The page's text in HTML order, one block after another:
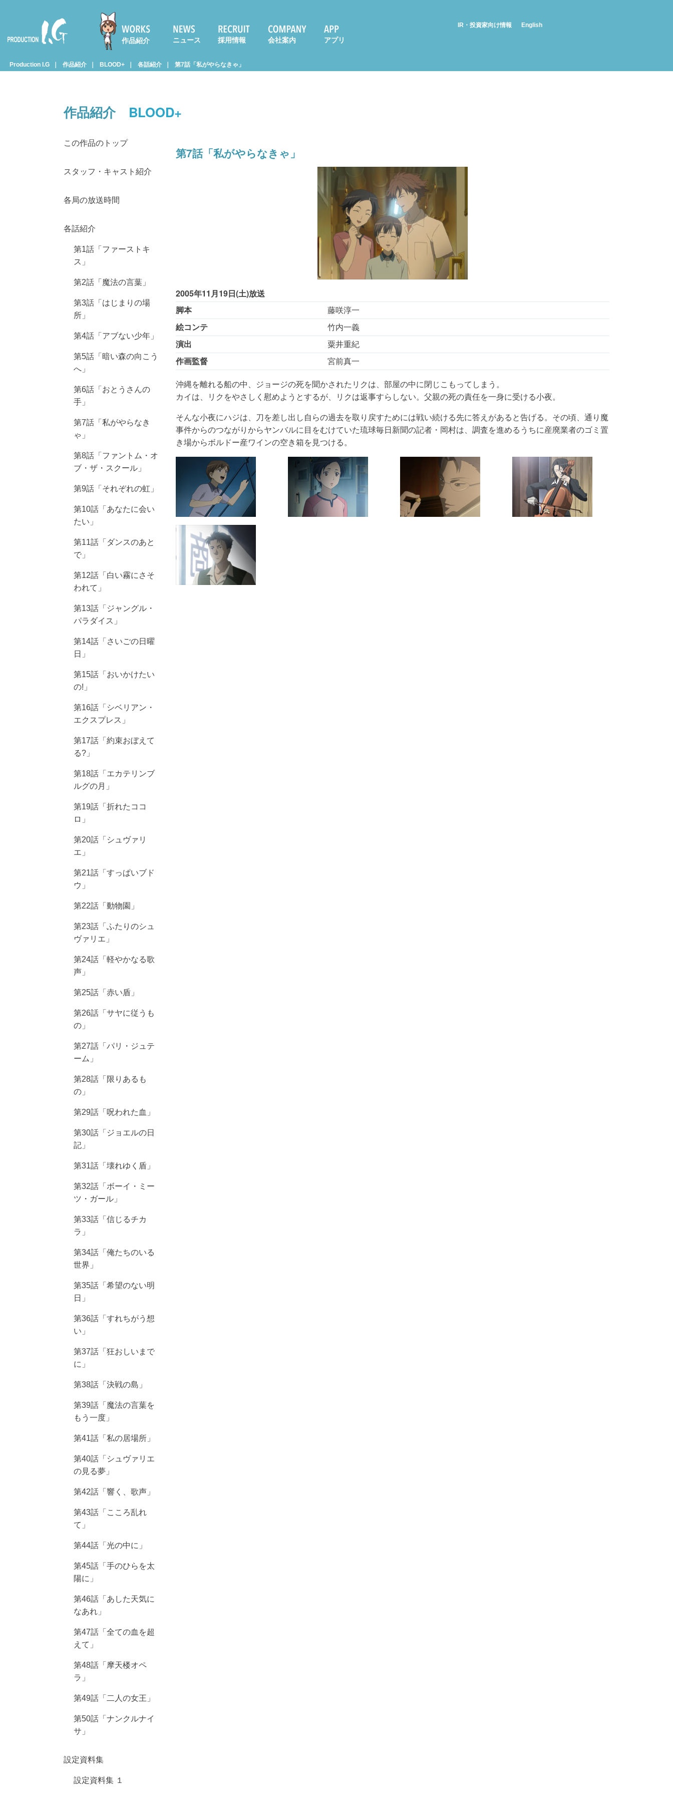
Prod
作品紹介 ニュース 採用情報 会社案内 アプリ
IR・投資家向け情報 English
Production I.G 作品紹介 BLOOD+ 各話紹介 第7話「私がやらなきゃ」
作品紹介 BLOOD+
この作品のトップ
スタッフ・キャスト紹介
各局の放送時間
各話紹介
第1話「ファーストキ
ス」
第2話「魔法の言葉」
第3話「はじまりの場
所」
第4話「アブない少年」
第5話「暗い森の向こう
へ」
第6話「おとうさんの
手」
第7話「私がやらなき
ゃ」
第8話「ファントム・オ
ブ・ザ・スクール」
第9話「それぞれの虹」
第10話「あなたに会い
たい」
第11話「ダンスのあと
で」
第12話「白い霧にさそ
われて」
第13話「ジャングル・
パラダイス」
第14話「さいごの日曜
日」
第15話「おいかけたい
の!」
第16話「シベリアン・
エクスプレス」
第17話「約束おぼえて
る?」
第18話「エカテリンブ
ルグの月」
第19話「折れたココ
ロ」
第20話「シュヴァリ
エ」
第21話「すっぱいブド
ウ」
第22話「動物園」
第23話「ふたりのシュ
ヴァリエ」
第24話「軽やかなる歌
声」
第25話「赤い盾」
第26話「サヤに従うも
の」
第27話「パリ・ジュテ
ーム」
第28話「限りあるも
の」
第29話「呪われた血」
第30話「ジョエルの日
記」
第31話「壊れゆく盾」
第32話「ボーイ・ミー
ツ・ガール」
第33話「信じるチカ
ラ」
第34話「俺たちのいる
世界」
第35話「希望のない明
日」
第36話「すれちがう想
い」
第37話「狂おしいまで
に」
第38話「決戦の島」
第39話「魔法の言葉を
もう一度」
第41話「私の居場所」
第40話「シュヴァリエ
の見る夢」
第42話「響く、歌声」
第43話「こころ乱れ
て」
第44話「光の中に」
第45話「手のひらを太
陽に」
第46話「あした天気に
なあれ」
第47話「全ての血を超
えて」
第48話「摩天楼オペ
ラ」
第49話「二人の女王」
第50話「ナンクルナイ
サ」
設定資料集
設定資料集 １
第7話「私がやらなきゃ」
2005年11月19日(土)放送
脚本
藤咲淳一
絵コンテ
竹内一義
演出
粟井重紀
作画監督
宮前真一
沖縄を離れる船の中、ジョージの死を聞かされたリクは、部屋の中に閉じこもってしまう。
カイは、リクをやさしく慰めようとするが、リクは返事すらしない。父親の死の責任を一身に受ける小夜。
そんな小夜にハジは、刀を差し出し自らの過去を取り戻すためには戦い続ける先に答えがあると告げる。その頃、通り魔
事件からのつながりからヤンバルに目をむけていた琉球毎日新聞の記者・岡村は、調査を進めるうちに産廃業者のゴミ置
き場からボルドー産ワインの空き箱を見つける。